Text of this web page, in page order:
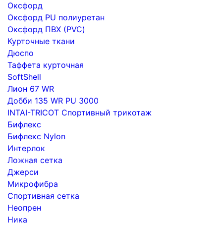
Оксфорд
Оксфорд PU полиуретан
Оксфорд ПВХ (PVC)
Курточные ткани
Дюспо
Таффета курточная
SoftShell
Лион 67 WR
Добби 135 WR PU 3000
INTAI-TRICOT Спортивный трикотаж
Бифлекс
Бифлекс Nylon
Интерлок
Ложная сетка
Джерси
Микрофибра
Спортивная сетка
Неопрен
Ника